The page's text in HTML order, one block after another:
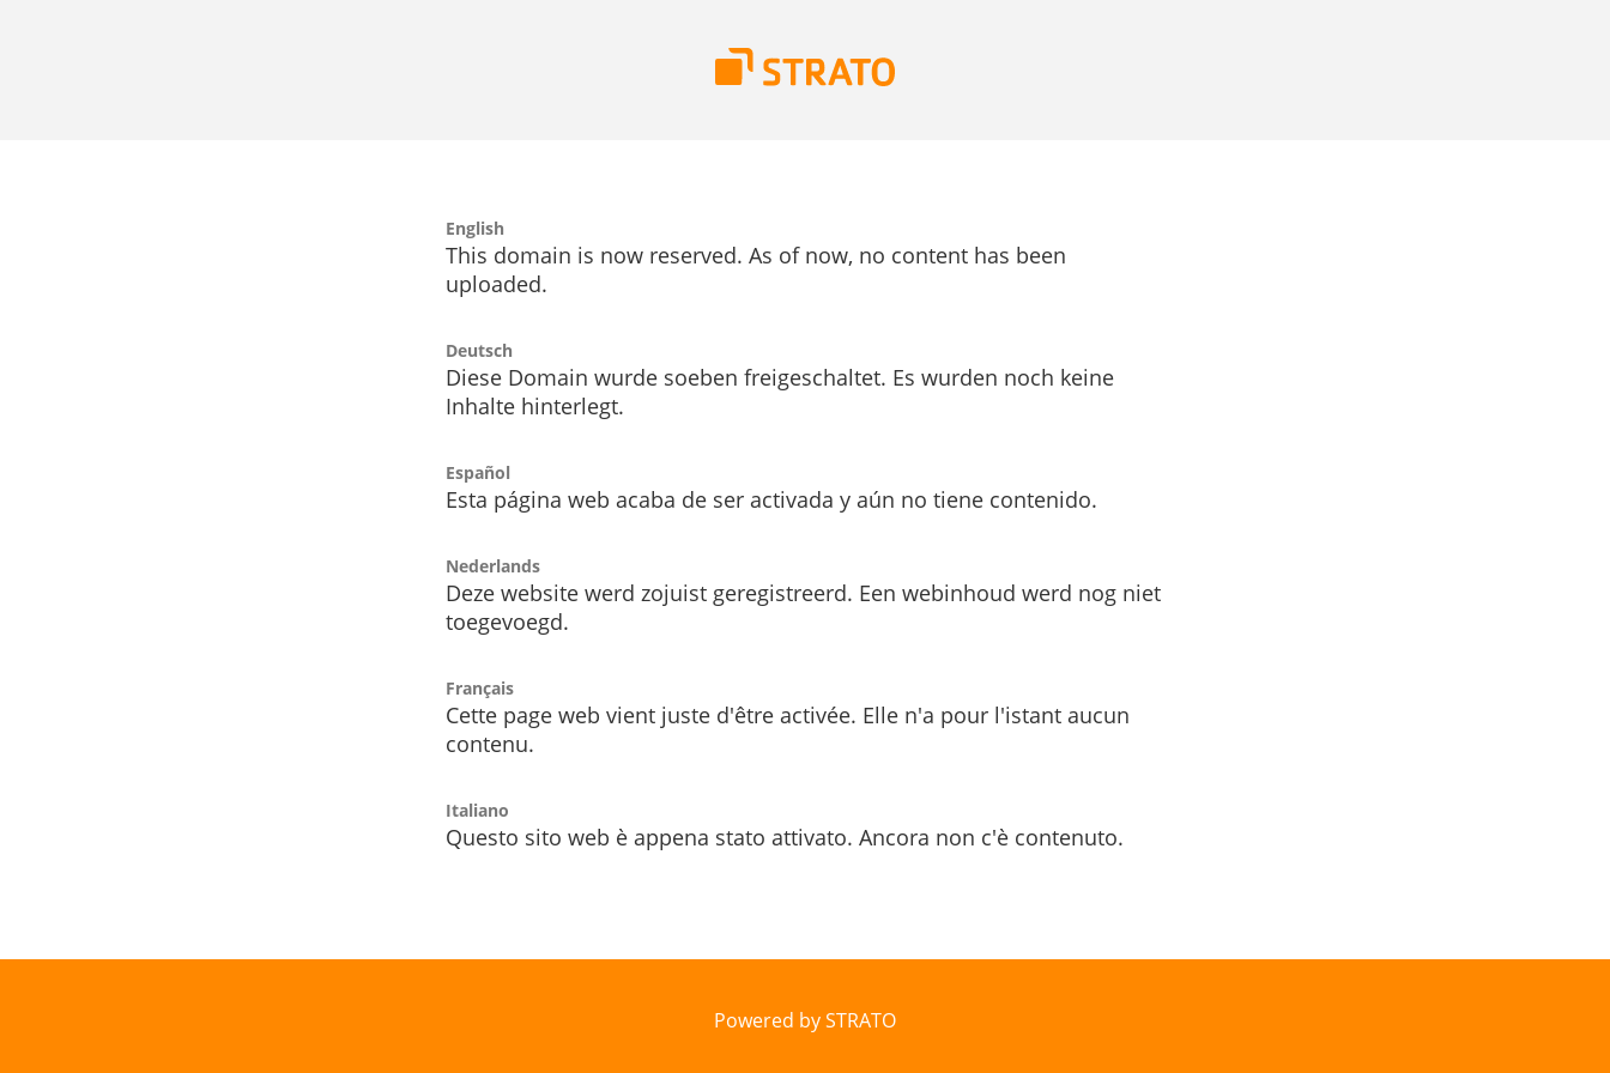
English
This domain is now reserved. As of now, no content has been
uploaded.
Deutsch
Diese Domain wurde soeben freigeschaltet. Es wurden noch keine
Inhalte hinterlegt.
Español
Esta página web acaba de ser activada y aún no tiene contenido.
Nederlands
Deze website werd zojuist geregistreerd. Een webinhoud werd nog niet
toegevoegd.
Français
Cette page web vient juste d'être activée. Elle n'a pour l'istant aucun
contenu.
Italiano
Questo sito web è appena stato attivato. Ancora non c'è contenuto.
Powered by STRATO